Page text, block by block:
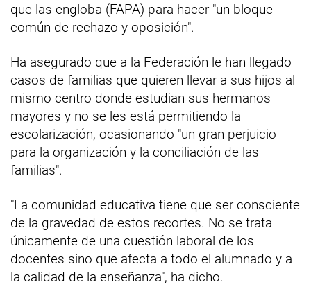
que las engloba (FAPA) para hacer "un bloque
común de rechazo y oposición".
Ha asegurado que a la Federación le han llegado
casos de familias que quieren llevar a sus hijos al
mismo centro donde estudian sus hermanos
mayores y no se les está permitiendo la
escolarización, ocasionando "un gran perjuicio
para la organización y la conciliación de las
familias".
"La comunidad educativa tiene que ser consciente
de la gravedad de estos recortes. No se trata
únicamente de una cuestión laboral de los
docentes sino que afecta a todo el alumnado y a
la calidad de la enseñanza", ha dicho.